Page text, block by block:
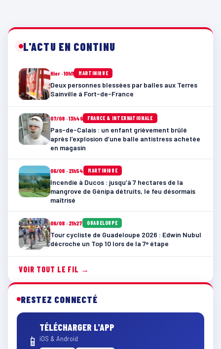
L'ACTU EN CONTINU
Hier · 10h11 MARTINIQUE
Deux personnes blessées par balles aux Terres
Sainville à Fort-de-France
07/08 · 13h46 FRANCE & INTERNATIONALE
Pas-de-Calais : un enfant grièvement brûlé
après l’explosion d’une balle antistress achetée
en magasin
06/08 · 21h54 MARTINIQUE
Incendie à Ducos : jusqu’à 7 hectares de la
mangrove de Génipa détruits, le feu désormais
maîtrisé
06/08 · 21h27 GUADELOUPE
Tour cycliste de Guadeloupe 2026 : Edwin Nubul
décroche un Top 10 lors de la 7ᵉ étape
VOIR TOUT LE FIL →
RESTEZ CONNECTÉ
📱
TÉLÉCHARGER L'APP
iOS & Android